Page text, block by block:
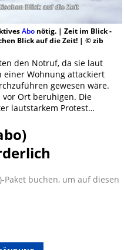
Abonötig. | Zeit im Blick -
Blick auf die Zeit! | © zib
den Notruf, da sie laut
einer Wohnung attackiert
gewesen wäre.
Ort beruhigen. Die
lautstarkem Protest…
Paket buchen, um auf diesen